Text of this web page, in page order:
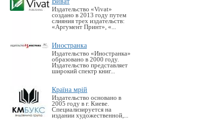
Издательство «Vivat»
создано в 2013 году путем
слияния трех издательств:
«Аргумент Принт», «...
Иностранка
Издательство «Иностранка»
образовано в 2000 году.
Издательство представляет
широкий спектр книг...
Країна мрій
Издательство основано в
2005 году в г. Киеве.
Специализируется на
издании художественной,...